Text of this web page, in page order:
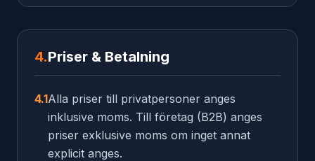
4.Priser & Betalning
4.1Alla priser till privatpersoner anges
inklusive moms. Till företag (B2B) anges
priser exklusive moms om inget annat
explicit anges.